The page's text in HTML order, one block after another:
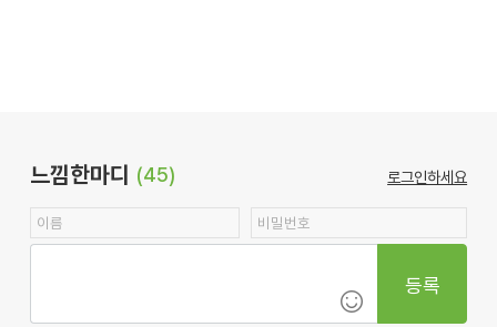
느낌한마디 (45) 로그인하세요
등록